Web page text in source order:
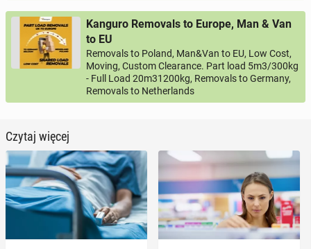
Kanguro Removals to Europe, Man & Van
to EU
Removals to Poland, Man&Van to EU, Low Cost,
Moving, Custom Clearance. Part load 5m3/300kg
- Full Load 20m31200kg, Removals to Germany,
Removals to Netherlands
Czytaj więcej